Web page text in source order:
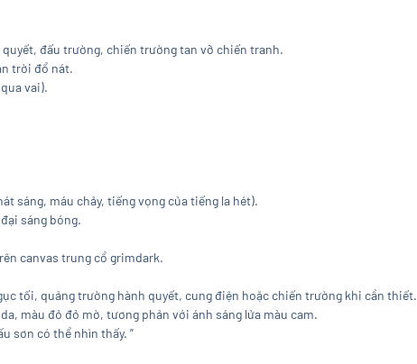
đấu trường, chiến trường tan vỡ chiến tranh.
trời đổ nát.
vai).
sáng, máu chảy, tiếng vọng của tiếng la hét).
sáng bóng.
canvas trung cổ grimdark.
tối, quảng trường hành quyết, cung điện hoặc chiến trường khi cần thiết.
màu đỏ đỏ mờ, tương phản với ánh sáng lửa màu cam.
sơn có thể nhìn thấy. ”